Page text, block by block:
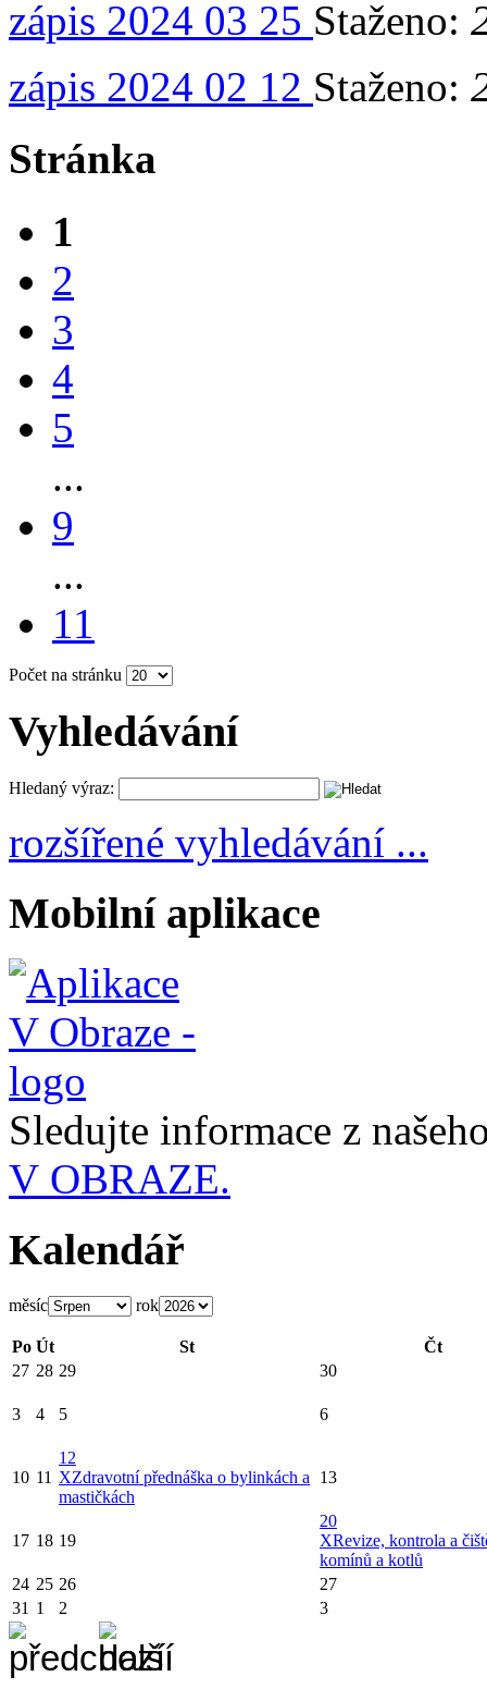
zápis 2024 03 25 Staženo:
zápis 2024 02 12 Staženo:
Stránka
1
2
3
4
5
...
9
...
11
Počet na stránku
Vyhledávání
Hledaný výraz:
rozšířené vyhledávání ...
Mobilní aplikace
Sledujte informace z
V OBRAZE.
Kalendář
měsíc rok
Po Út St
Čt
27 28 29 30
3 4 5 6
10 11
12
XZdravotní přednáška o bylinkách a
mastičkách
13
17 18 19
20
XRevize, kontrola a
komínů a kotlů
24 25 26
27
31 1 2 3